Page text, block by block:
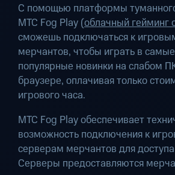
С помощью платформы
МТС Fog Play (облачный гейминг
сможешь подключаться к
мерчантов, чтобы играть в самые
популярные новинки на слабом
браузере, оплачивая только
игрового часа.
МТС Fog Play обеспечивает
возможность подключения к
серверам мерчантов для
Серверы предоставляются